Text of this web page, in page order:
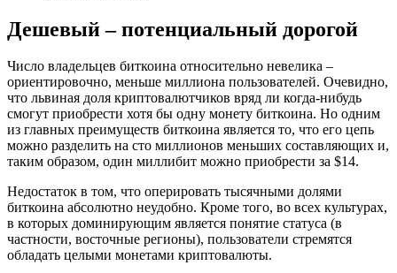
Дешевый – потенциальный дорогой
Число владельцев биткоина относительно невелика –
ориентировочно, меньше миллиона пользователей. Очевидно,
что львиная доля криптовалютчиков вряд ли когда-нибудь
смогут приобрести хотя бы одну монету биткоина. Но одним
из главных преимуществ биткоина является то, что его цепь
можно разделить на сто миллионов меньших составляющих и,
таким образом, один миллибит можно приобрести за $14.
Недостаток в том, что оперировать тысячными долями
биткоина абсолютно неудобно. Кроме того, во всех культурах,
в которых доминирующим является понятие статуса (в
частности, восточные регионы), пользователи стремятся
обладать целыми монетами криптовалюты.